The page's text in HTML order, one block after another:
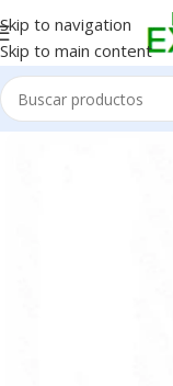
Skip to navigation
Skip to main content